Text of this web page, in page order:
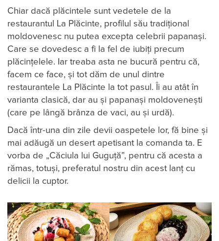
Chiar dacă plăcintele sunt vedetele de la
restaurantul La Plăcinte, profilul său tradiţional
moldovenesc nu putea excepta celebrii papanaşi.
Care se dovedesc a fi la fel de iubiţi precum
plăcinţelele. Iar treaba asta ne bucură pentru că,
facem ce face, şi tot dăm de unul dintre
restaurantele La Plăcinte la tot pasul. Îi au atât în
varianta clasică, dar au și papanași moldovenești
(care pe lângă brânza de vaci, au și urdă).
Dacă într-una din zile devii oaspetele lor, fă bine şi
mai adăugă un desert apetisant la comanda ta. E
vorba de „Căciula lui Guguţă”, pentru că acesta a
rămas, totuşi, preferatul nostru din acest lanţ cu
delicii la cuptor.